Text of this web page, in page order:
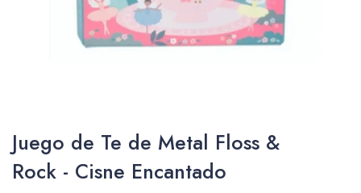
Juego de Te de Metal Floss &
Rock - Cisne Encantado
Maquillaje